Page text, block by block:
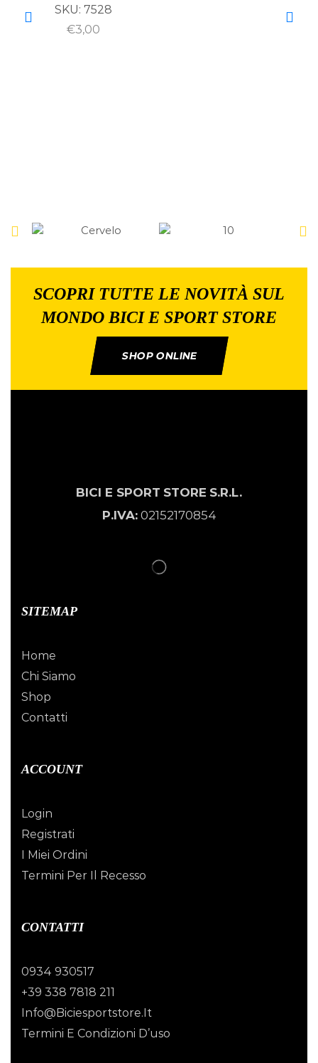
SKU: 7528
€3,00
SCOPRI TUTTE LE NOVITÀ SUL
MONDO BICI E SPORT STORE
SHOP ONLINE
BICI E SPORT STORE S.R.L.
P.IVA:02152170854
SITEMAP
Home
Chi Siamo
Shop
Contatti
ACCOUNT
Login
Registrati
I Miei Ordini
Termini Per Il Recesso
CONTATTI
0934 930517
+39 338 7818 211
Info@biciesportstore.it
Termini E Condizioni D’uso